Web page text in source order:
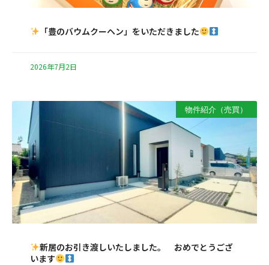
「豊のバウムクーヘン」をいただきました
2026年7月2日
物件紹介（売買）
新居のお引き渡しいたしました。 おめでとうござ
います